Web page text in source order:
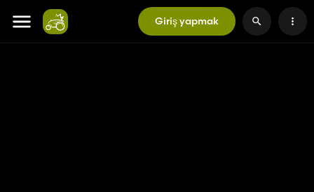
Giriş yapmak